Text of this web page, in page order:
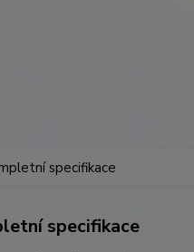
specifikace
specifikace